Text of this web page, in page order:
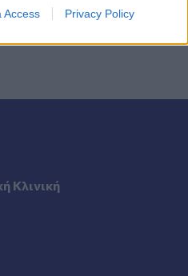
Access Privacy Policy
με όνομα ή ειδικότητα.
Κλινική